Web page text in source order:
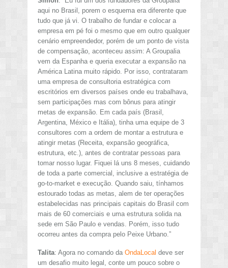
aqui no Brasil, porem o esquema era diferente que
tudo que já vi. O trabalho de fundar e colocar a
empresa em pé foi o mesmo que em outro qualquer
cenário empreendedor, porém de um ponto de vista
de compensação, aconteceu assim: A Groupalia
vem da Espanha e queria executar a expansão na
América Latina muito rápido. Por isso, contrataram
uma empresa de consultoria estratégica com
escritórios em diversos países onde eu trabalhava,
sem participações mas com bônus para atingir
metas de expansão. Em cada país (Brasil,
Argentina, México e Itália), tinha uma equipe de 3
consultores com a ordem de montar a estrutura e
atingir metas (Receita, expansão geográfica,
estrutura, etc.), antes de contratar pessoas para
tomar nosso lugar. Fiquei lá uns 8 meses, cuidando
de toda a parte comercial, inclusive a estratégia de
go-to-market e execução. Quando saiu, tínhamos
estourado todas as metas, alem de ter operações
estabelecidas nas principais capitais do Brasil com
mais de 60 comerciais e uma estrutura solida na
sede em São Paulo e vendas. Porém, isso tudo
ocorreu antes da compra pelo Peixe Urbano.”
Talita: Agora no comando da OndaLocal deve ser
um desafio muito legal, conte um pouco sobre o